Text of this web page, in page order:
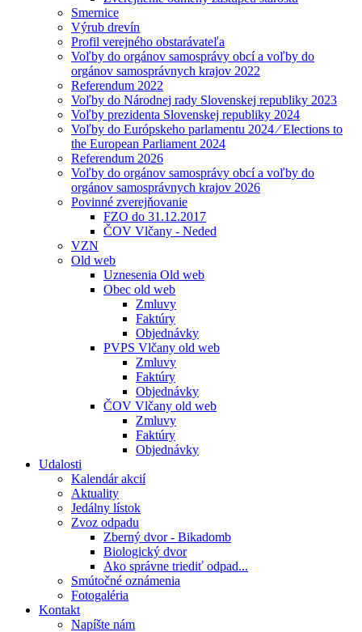
Smernice
Výrub drevín
Profil verejného obstarávateľa
Voľby do orgánov samosprávy obcí a voľby do
orgánov samosprávnych krajov 2022
Referendum 2022
Voľby do Národnej rady Slovenskej republiky 2023
Voľby prezidenta Slovenskej republiky 2024
Voľby do Európskeho parlamentu 2024 ⁄ Elections to
the European Parliament 2024
Referendum 2026
Voľby do orgánov samosprávy obcí a voľby do
orgánov samosprávnych krajov 2026
Povinné zverejňovanie
FZO do 31.12.2017
ČOV Vlčany - Neded
VZN
Old web
Uznesenia Old web
Obec old web
Zmluvy
Faktúry
Objednávky
PVPS Vlčany old web
Zmluvy
Faktúry
Objednávky
ČOV Vlčany old web
Zmluvy
Faktúry
Objednávky
Udalosti
Kalendár akcií
Aktuality
Jedálny lístok
Zvoz odpadu
Zberný dvor - Bikadomb
Biologický dvor
Ako správne triediť odpad...
Smútočné oznámenia
Fotogaléria
Kontakt
Napíšte nám